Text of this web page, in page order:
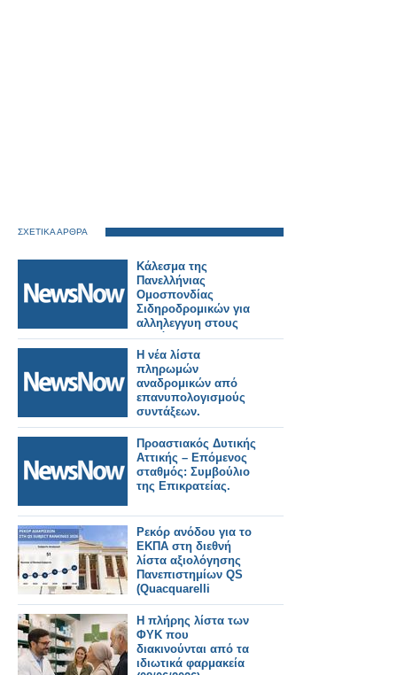
ΣΧΕΤΙΚΑ ΑΡΘΡΑ
Κάλεσμα της
Πανελλήνιας
Ομοσπονδίας
Σιδηροδρομικών για
αλληλεγγυη στους
πυρόπληκτους της
Δυτικής Αττικής.
Η νέα λίστα
πληρωμών
αναδρομικών από
επανυπολογισμούς
συντάξεων.
Προαστιακός Δυτικής
Αττικής – Επόμενος
σταθμός: Συμβούλιο
της Επικρατείας.
Ρεκόρ ανόδου για το
ΕΚΠΑ στη διεθνή
λίστα αξιολόγησης
Πανεπιστημίων QS
(Quacquarelli
Symonds)
Η πλήρης λίστα των
ΦΥΚ που
διακινούνται από τα
ιδιωτικά φαρμακεία